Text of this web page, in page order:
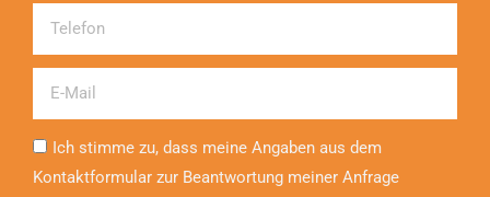
Telefon
Ich stimme zu, dass meine Angaben aus dem
Kontaktformular zur Beantwortung meiner Anfrage